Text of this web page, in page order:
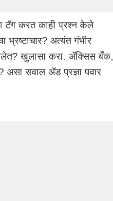
टॅग करत काही प्रश्न केले
अत्यंत गंभीर
खुलासा करा. ॲक्सिस बँक,
असा सवाल ॲड प्रज्ञा पवार